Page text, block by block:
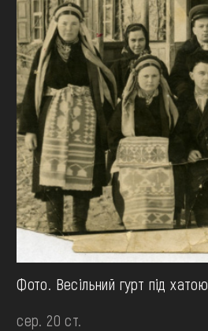
Фото. Весільний гурт під хатою
сер. 20 ст.